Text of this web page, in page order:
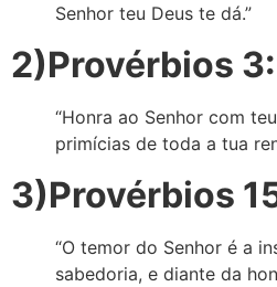
Senhor teu Deus te dá.”
2)Provérbios
“Honra ao Senhor com
primícias de toda a tua
3)Provérbios
“O temor do Senhor é a
sabedoria, e diante da